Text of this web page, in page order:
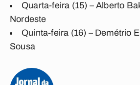
Quarta-feira (15) – Alberto
Nordeste
Quinta-feira (16) – Demétrio
Sousa